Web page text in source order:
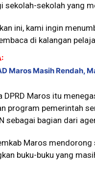
sekolah-sekolah yang
ini, kami ingin
di kalangan
Maros Masih Rendah,
DPRD Maros itu
program pemerintah
sebagai bagian dari
Maros
buku-buku yang